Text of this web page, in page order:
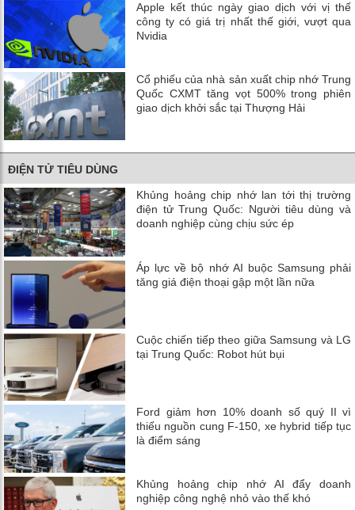
Apple kết thúc ngày giao dịch với vị thế
công ty có giá trị nhất thế giới, vượt qua
Nvidia
Cổ phiếu của nhà sản xuất chip nhớ Trung
Quốc CXMT tăng vọt 500% trong phiên
giao dịch khởi sắc tại Thượng Hải
ĐIỆN TỬ TIÊU DÙNG
Khủng hoảng chip nhớ lan tới thị trường
điện tử Trung Quốc: Người tiêu dùng và
doanh nghiệp cùng chịu sức ép
Áp lực về bộ nhớ AI buộc Samsung phải
tăng giá điện thoại gập một lần nữa
Cuộc chiến tiếp theo giữa Samsung và LG
tại Trung Quốc: Robot hút bụi
Ford giảm hơn 10% doanh số quý II vì
thiếu nguồn cung F-150, xe hybrid tiếp tục
là điểm sáng
Khủng hoảng chip nhớ AI đẩy doanh
nghiệp công nghệ nhỏ vào thế khó